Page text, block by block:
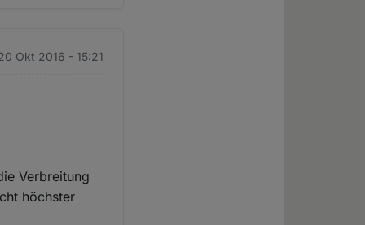
Okt 2016 - 15:21
Verbreitung
höchster